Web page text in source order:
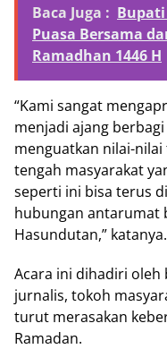
Baca Juga :
Puasa Bersama
Ramadhan 1446 H
“Kami sangat
menjadi ajang
menguatkan nilai-
tengah masyarakat
seperti ini bisa terus
hubungan antarumat
Hasundutan,” katanya.
Acara ini dihadiri oleh
jurnalis, tokoh
turut merasakan
Ramadan.